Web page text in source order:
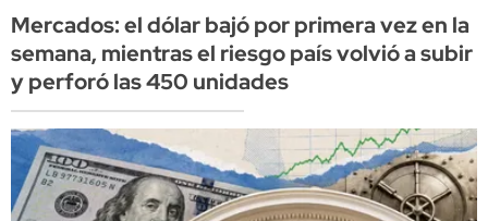
Mercados: el dólar bajó por primera vez en la
semana, mientras el riesgo país volvió a subir
y perforó las 450 unidades